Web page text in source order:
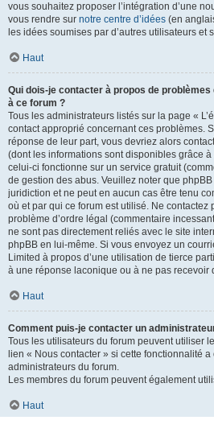
vous souhaitez proposer l’intégration d’une
vous rendre sur notre centre d’idées (en
les idées soumises par d’autres utilisateurs et
Haut
Qui dois-je contacter à propos de problèmes
à ce forum ?
Tous les administrateurs listés sur la page «
contact approprié concernant ces problèmes.
réponse de leur part, vous devriez alors
(dont les informations sont disponibles grâce à
celui-ci fonctionne sur un service gratuit
de gestion des abus. Veuillez noter que
juridiction et ne peut en aucun cas être tenu
où et par qui ce forum est utilisé. Ne contactez
problème d’ordre légal (commentaire
ne sont pas directement reliés avec le site
phpBB en lui-même. Si vous envoyez un
Limited à propos d’une utilisation de tierce
à une réponse laconique ou à ne pas recevoir
Haut
Comment puis-je contacter un
Tous les utilisateurs du forum peuvent utiliser
lien « Nous contacter » si cette fonctionnalité
administrateurs du forum.
Les membres du forum peuvent également
Haut